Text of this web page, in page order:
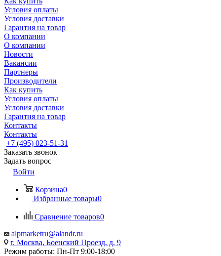
Условия оплаты
Условия доставки
Гарантия на товар
О компании
О компании
Новости
Вакансии
Партнеры
Производители
Как купить
Условия оплаты
Условия доставки
Гарантия на товар
Контакты
Контакты
+7 (495) 023-51-31
Заказать звонок
Задать вопрос
Войти
Корзина0
Избранные товары0
Сравнение товаров0
alpmarketru@alandr.ru
г. Москва, Боенский Проезд, д. 9
Режим работы: Пн-Пт 9:00-18:00